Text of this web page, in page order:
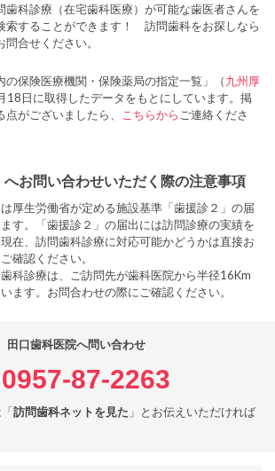
歯科診療（在宅歯科医療）が可能な歯医者さんを
索することができます！ 訪問歯科をお探しなら
問合せください。
の保険医療機関・保険薬局の指定一覧」（九州厚
18日に取得したデータをもとにしています。掲
がございましたら、
こちらから ご連絡くださ
へお問い合わせいただく際の注意事項
は厚生労働省が定める施設基準「歯援診２」の届
す。「歯援診２」の届出には訪問診療の実績を
在、訪問歯科診療に対応可能かどうかは直接お
確認ください。
科診療は、ご訪問先が歯科医院から半径16Km
ます。お問合わせの際にご確認ください。
田口歯科医院へ問い合わせ
0957-87-2263
訪問歯科ネットを見た 」とお伝えいただければ